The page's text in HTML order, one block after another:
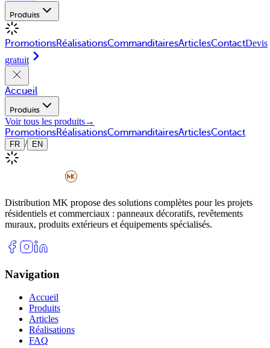
Produits
PromotionsRéalisationsCommanditairesArticlesContactDevis
gratuit
Accueil
Produits
Voir tous les produits→
PromotionsRéalisationsCommanditairesArticlesContact
FR / EN
Distribution MK propose des solutions complètes pour les projets
résidentiels et commerciaux : panneaux décoratifs, revêtements
muraux, produits extérieurs et équipements spécialisés.
Navigation
Accueil
Produits
Articles
Réalisations
FAQ